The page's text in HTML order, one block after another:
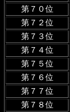
第７０位
第７２位
第７３位
第７４位
第７５位
第７６位
第７７位
第７８位